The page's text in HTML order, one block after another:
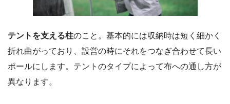
テントを支える柱のこと。基本的には収納時は短く細かく
折れ曲がっており、設営の時にそれをつなぎ合わせて長い
ポールにします。テントのタイプによって布への通し方が
異なります。